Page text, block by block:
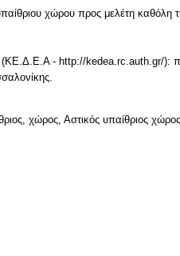
χώρου προς μελέτη καθόλη
(ΚΕ.Δ.Ε.Α - http://kedea.rc.auth.gr/):
χώρος, Αστικός υπαίθριος χώρος